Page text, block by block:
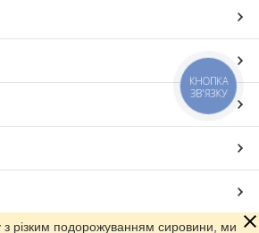
різким подорожуванням сировини, ми
КНОПКА
ЗВ'ЯЗКУ